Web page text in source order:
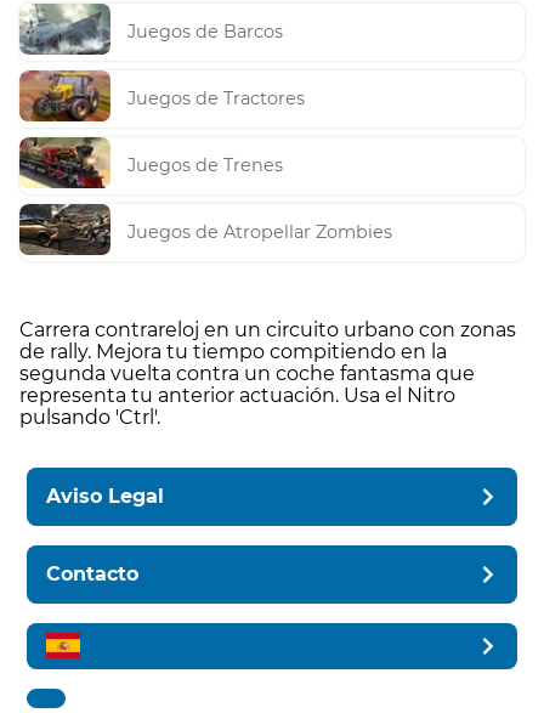
Juegos de Barcos
Juegos de Tractores
Juegos de Trenes
Juegos de Atropellar Zombies
Carrera contrareloj en un circuito urbano con zonas
de rally. Mejora tu tiempo compitiendo en la
segunda vuelta contra un coche fantasma que
representa tu anterior actuación. Usa el Nitro
pulsando 'Ctrl'.
Aviso Legal
Contacto